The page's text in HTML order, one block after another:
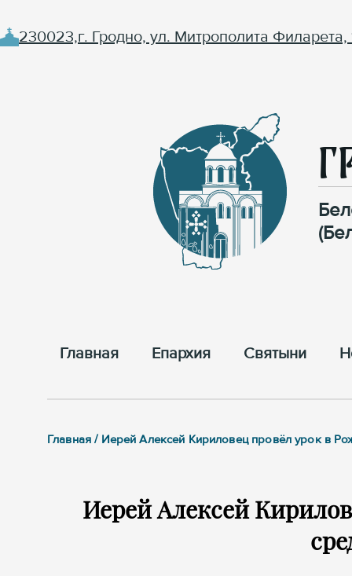
230023,г. Гродно, ул. Митрополита Филарета,
Главная Епархия Cвятыни
Главная / Иерей Алексей Кириловец провёл урок в
Иерей Алексей